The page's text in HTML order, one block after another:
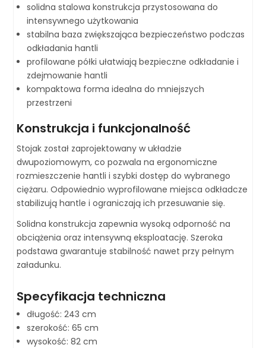
solidna stalowa konstrukcja przystosowana do
intensywnego użytkowania
stabilna baza zwiększająca bezpieczeństwo podczas
odkładania hantli
profilowane półki ułatwiają bezpieczne odkładanie i
zdejmowanie hantli
kompaktowa forma idealna do mniejszych
przestrzeni
Konstrukcja i funkcjonalność
Stojak został zaprojektowany w układzie
dwupoziomowym, co pozwala na ergonomiczne
rozmieszczenie hantli i szybki dostęp do wybranego
ciężaru. Odpowiednio wyprofilowane miejsca odkładcze
stabilizują hantle i ograniczają ich przesuwanie się.
Solidna konstrukcja zapewnia wysoką odporność na
obciążenia oraz intensywną eksploatację. Szeroka
podstawa gwarantuje stabilność nawet przy pełnym
załadunku.
Specyfikacja techniczna
długość: 243 cm
szerokość: 65 cm
wysokość: 82 cm